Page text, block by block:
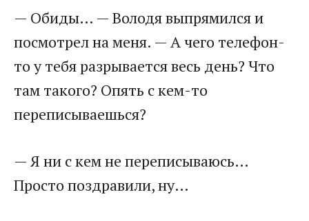
— Обиды… — Володя выпрямился и
посмотрел на меня. — А чего телефон-
то у тебя разрывается весь день? Что
там такого? Опять с кем-то
переписываешься?
— Я ни с кем не переписываюсь…
Просто поздравили, ну…